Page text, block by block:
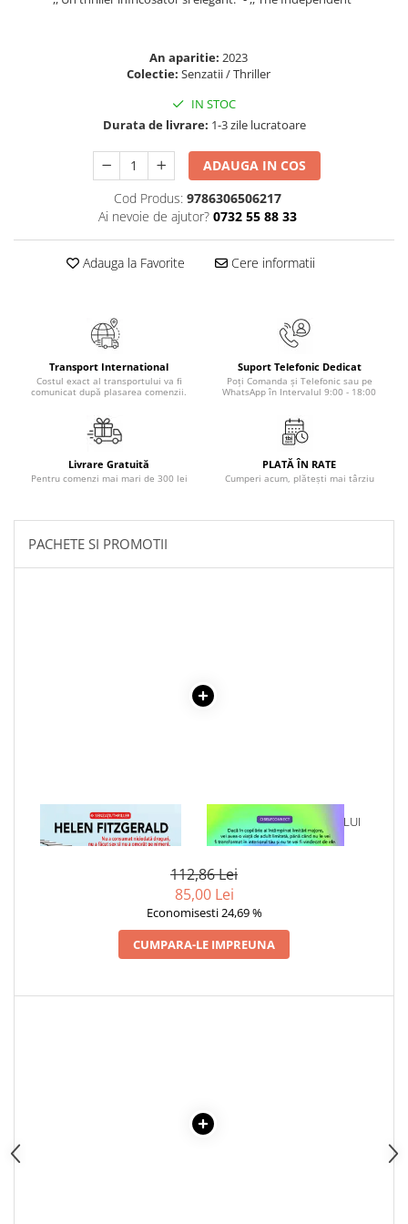
Ma pregatesc pentru scoala
Manuale - Carte Scolara
Clasa a VII-a
Clasa pregatitoare
Limbi Straine
Povesti
Povesti ilustrate
Povesti - Basme - Legende
Realitatea Augmentata
An aparitie: 2023
Colectie: Senzatii / Thriller
IN STOC
Durata de livrare: 1-3 zile lucratoare
ADAUGA IN COS
Cod Produs: 9786306506217
Ai nevoie de ajutor? 0732 55 88 33
Adauga la Favorite Cere informatii
Transport International
Costul exact al transportului va fi
comunicat după plasarea comenzii.
Suport Telefonic Dedicat
Poți Comanda și Telefonic sau pe
WhatsApp în Intervalul 9:00 - 18:00
Livrare Gratuită
Pentru comenzi mai mari de 300 lei
PLATĂ ÎN RATE
Cumperi acum, plătești mai târziu
PACHETE SI PROMOTII
1 x SCARA DIAVOLULUI
1 x VINDECAREA COPILULUI
INTERIOR
112,86 Lei
85,00 Lei
Economisesti 24,69 %
CUMPARA-LE IMPREUNA